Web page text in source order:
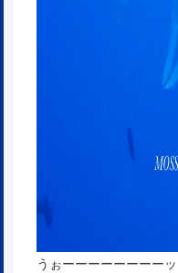
うぉーーーーーーーー